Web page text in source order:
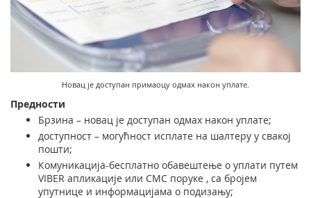
Правилно адресовање
Поштански адресни код (ПАК)
Списак забрањених артикала за увоз
Пуномоћје за уручење поштанских пошиљака
Услуге за Банку Поштанску штедионицу а. д.
Специфичне услуге
Мобилна апликација Поште Србије
Продаја, издавање и закуп непокретности
Поште Pet friendly
Продаја и преконфигурација ТАГ уређаја
Новац је доступан примаоцу одмах након уплате.
Предности
Брзина – новац је доступан одмах након уплате;
доступност – могућност исплате на шалтеру у свакој
пошти;
Комуникација-бесплатно обавештење о уплати путем
VIBER апликације или СМС поруке , са бројем
упутнице и информацијама о подизању;